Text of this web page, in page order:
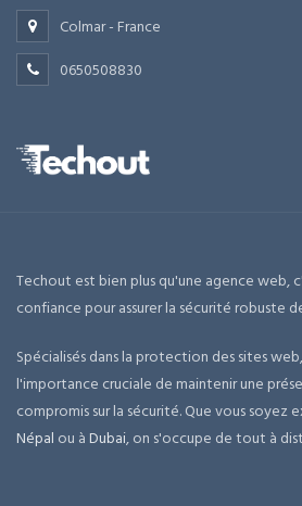
Colmar - France
0650508830
Techout est bien plus qu'une agence web,
confiance pour assurer la sécurité robuste
Spécialisés dans la protection des sites
l'importance cruciale de maintenir une
compromis sur la sécurité. Que vous soyez
Népal ou àDubai, on s'occupe de tout à